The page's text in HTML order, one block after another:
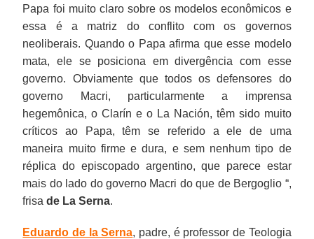
Papa foi muito claro sobre os modelos econômicos e
essa é a matriz do conflito com os governos
neoliberais. Quando o Papa afirma que esse modelo
mata, ele se posiciona em divergência com esse
governo. Obviamente que todos os defensores do
governo Macri, particularmente a imprensa
hegemônica, o Clarín e o La Nación, têm sido muito
críticos ao Papa, têm se referido a ele de uma
maneira muito firme e dura, e sem nenhum tipo de
réplica do episcopado argentino, que parece estar
mais do lado do governo Macri do que de Bergoglio “,
frisade La Serna.
Eduardo de la Serna, padre, é professor de Teologia